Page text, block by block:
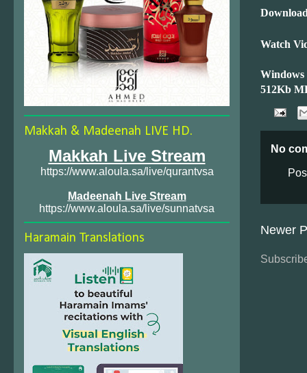
Watch
Windows
512Kb
No
Newer
Makkah & Madeenah LIVE HD.
Makkah Live Stream
https://www.aloula.sa/live/qurantvsa
Madeenah Live Stream
https://www.aloula.sa/live/sunnatvsa
Haramain Translations